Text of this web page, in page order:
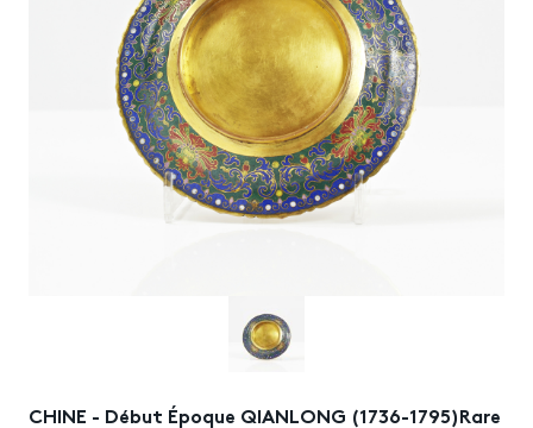
CHINE - Début Époque QIANLONG (1736-1795)Rare